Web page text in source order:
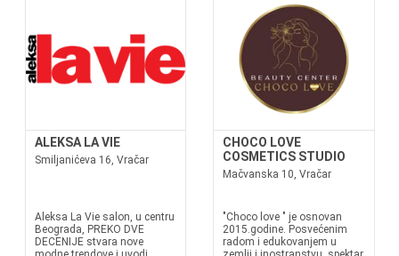
ALEKSA LA VIE
Smiljanićeva 16, Vračar
Aleksa La Vie salon, u centru
Beograda, PREKO DVE
DECENIJE stvara nove
CHOCO LOVE
COSMETICS STUDIO
Mačvanska 10, Vračar
"Choco love " je osnovan
2015.godine. Posvećenim
radom i edukovanjem u